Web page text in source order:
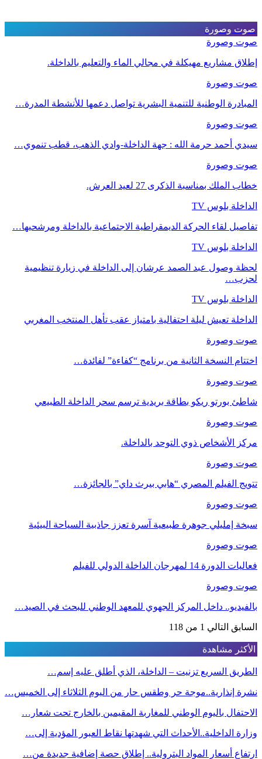
صوت وصورة
صوت وصورة
إطلاق مشاريع مهيكلة في مجالي الماء والتعليم بالداخلة.
صوت وصورة
المبادرة الوطنية للتنمية البشرية تواصل دعمها للأنشطة المدرة…
صوت وصورة
سيدي أحمد حرمة الله : جهة الداخلة-وادي الذهب، قطب تنموي…
صوت وصورة
خطاب الملك بمناسبة الذكرى 27 لعيد العرش.
الداخلة بلوس TV
تفاصيل لقاء الحركة الديمقراطية الاجتماعية بالداخلة ومرشحيها…
الداخلة بلوس TV
لحظة وصول عبد الصمد عرشان إلى الداخلة في زيارة تنظيمية
لحزب…
الداخلة بلوس TV
الداخلة تعيش ليلة احتفالية بامتياز عقب تأهل المنتخب المغربي
صوت وصورة
اختتام النسخة الثانية من برنامج “كفاءة” لفائدة…
صوت وصورة
شاطئ بورتو ريكو بطاقة بريدية ترسم سحر الداخلة الطبيعي
صوت وصورة
مركز الأشخاص ذوي التوحد بالداخلة.
صوت وصورة
تتويج الفيلم المصري “هابي بيرث داي” بالجائزة…
صوت وصورة
سبخة إمليلي جوهرة طبيعية آسرة تعزز جاذبية السياحة البيئية
صوت وصورة
فعاليات الدورة 14 لمهرجان الداخلة الدولي للفيلم
صوت وصورة
بالفيديو.. داخل المركز الجهوي للمعهد الوطني للبحث في الصيد…
السابق التالي 1 من 118
الأكثر مشاهدة
الطريق السريع تزنيت – الداخلة، الذي أطلق عليه إسم…
نشرة إنذارية..موجة حر وطقس حار من اليوم الثلاثاء إلى الخميس…
الاحتفال باليوم الوطني للمغاربة المقيمين بالخارج تحت شعار…
وزارة الداخلية..الأحداث التي شهدتها نقاط العبور المؤدية إلى…
ارتفاع أسعار المواد البترولية.. إطلاق حصة إضافية جديدة من…